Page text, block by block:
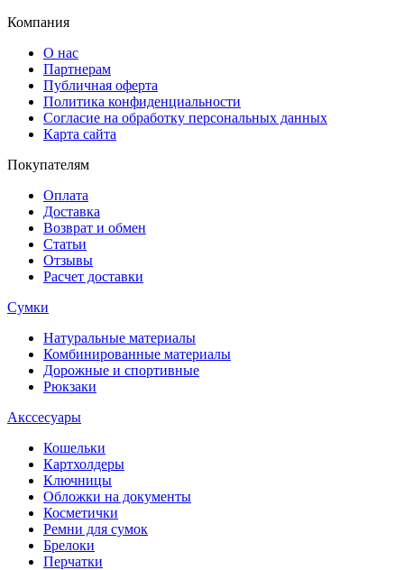
Компания
О нас
Партнерам
Публичная оферта
Политика конфиденциальности
Согласие на обработку персональных данных
Карта сайта
Покупателям
Оплата
Доставка
Возврат и обмен
Статьи
Отзывы
Расчет доставки
Сумки
Натуральные материалы
Комбинированные материалы
Дорожные и спортивные
Рюкзаки
Акссесуары
Кошельки
Картхолдеры
Ключницы
Обложки на документы
Косметички
Ремни для сумок
Брелоки
Перчатки